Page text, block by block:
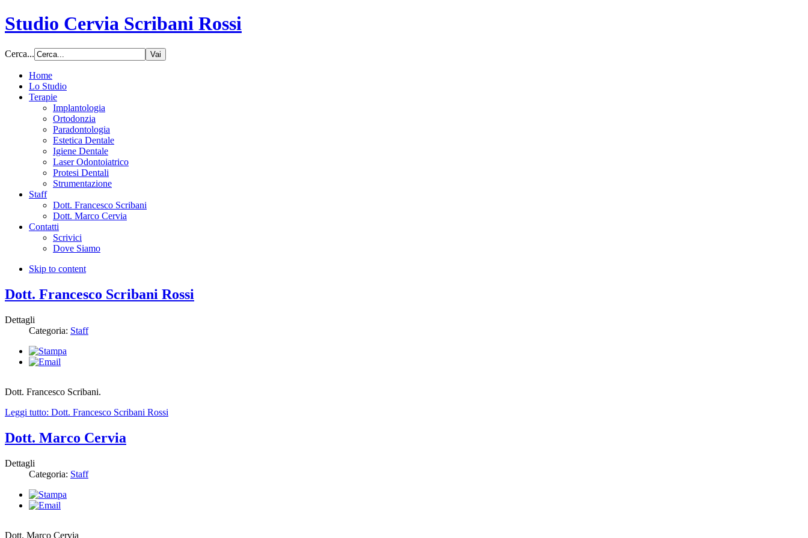
Studio Cervia Scribani Rossi
Cerca...
Home
Lo Studio
Terapie
Implantologia
Ortodonzia
Paradontologia
Estetica Dentale
Igiene Dentale
Laser Odontoiatrico
Protesi Dentali
Strumentazione
Staff
Dott. Francesco Scribani
Dott. Marco Cervia
Contatti
Scrivici
Dove Siamo
Skip to content
Dott. Francesco Scribani Rossi
Dettagli
Categoria: Staff
Dott. Francesco Scribani.
Leggi tutto: Dott. Francesco Scribani Rossi
Dott. Marco Cervia
Dettagli
Categoria: Staff
Dott. Marco Cervia